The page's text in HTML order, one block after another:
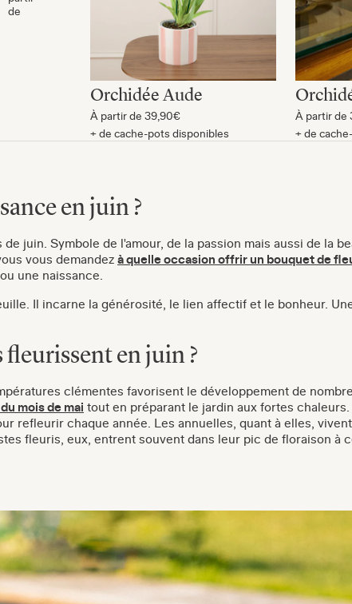
de
Orchidée Aude
À partir de 39,90€
+ de cache-pots disponibles
À partir de
+ de
en juin ?
juin. Symbole de l'amour, de la passion mais aussi de la
vous demandez à quelle occasion offrir un bouquet de
une naissance.
Il incarne la générosité, le lien affectif et le bonheur.
en juin ?
clémentes favorisent le développement de
mois de mai tout en préparant le jardin aux fortes
refleurir chaque année. Les annuelles, quant à elles,
fleuris, eux, entrent souvent dans leur pic de floraison à